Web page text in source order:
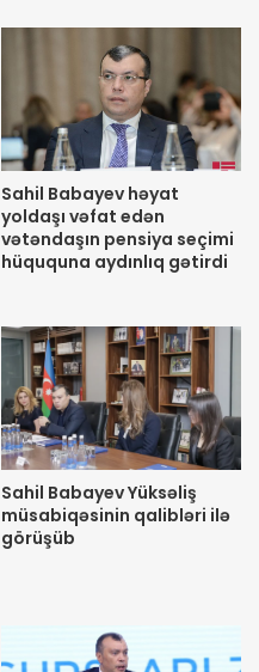
Sahil Babayev həyat
yoldaşı vəfat edən
vətəndaşın pensiya seçimi
hüququna aydınlıq gətirdi
Sahil Babayev Yüksəliş
müsabiqəsinin qalibləri ilə
görüşüb